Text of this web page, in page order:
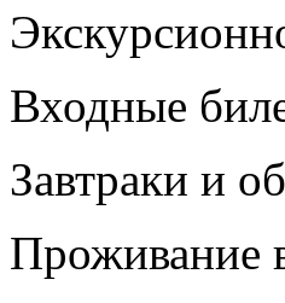
Входные
Завтраки и
Проживание